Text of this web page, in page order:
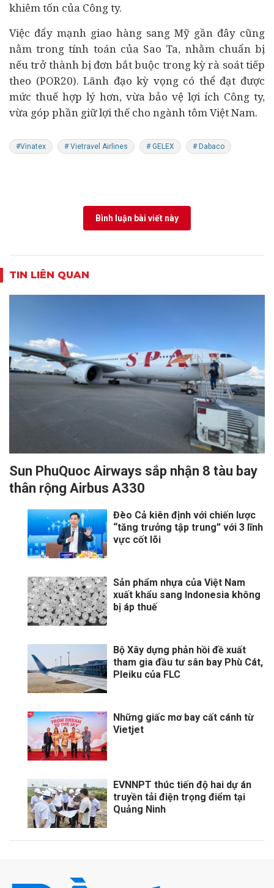
khiêm tốn của Công ty.
Việc đẩy mạnh giao hàng sang Mỹ gần đây cũng
nằm trong tính toán của Sao Ta, nhằm chuẩn bị
nếu trở thành bị đơn bắt buộc trong kỳ rà soát tiếp
theo (POR20). Lãnh đạo kỳ vọng có thể đạt được
mức thuế hợp lý hơn, vừa bảo vệ lợi ích Công ty,
vừa góp phần giữ lợi thế cho ngành tôm Việt Nam.
#Vinatex # Vietravel Airlines # GELEX # Dabaco
Bình luận bài viết này
TIN LIÊN QUAN
Sun PhuQuoc Airways sắp nhận 8 tàu bay
thân rộng Airbus A330
Đèo Cả kiên định với chiến lược
“tăng trưởng tập trung” với 3 lĩnh
vực cốt lõi
Sản phẩm nhựa của Việt Nam
xuất khẩu sang Indonesia không
bị áp thuế
Bộ Xây dựng phản hồi đề xuất
tham gia đầu tư sân bay Phù Cát,
Pleiku của FLC
Những giấc mơ bay cất cánh từ
Vietjet
EVNNPT thúc tiến độ hai dự án
truyền tải điện trọng điểm tại
Quảng Ninh